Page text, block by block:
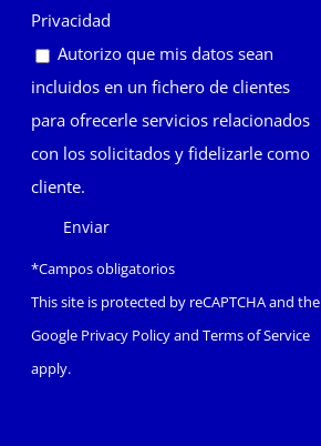
Privacidad
Autorizo que mis datos sean
incluidos en un fichero de clientes
para ofrecerle servicios relacionados
con los solicitados y fidelizarle como
cliente.
*Campos obligatorios
This site is protected by reCAPTCHA and the
Google Privacy PolicyandTerms of Service
apply.